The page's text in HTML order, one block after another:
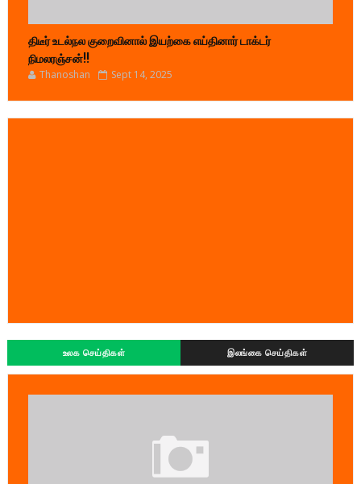
திடீர் உடல்நல குறைவினால் இயற்கை எய்தினார் டாக்டர்
நிமலரஞ்சன்!!
Thanoshan Sept 14, 2025
உலக செய்திகள் இலங்கை செய்திகள்